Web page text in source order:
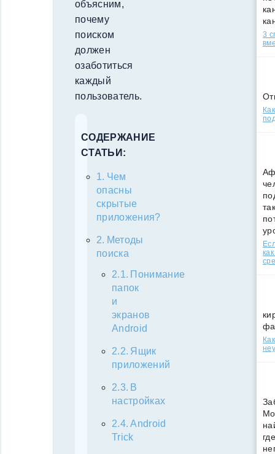
объясним,
почему
поиском
должен
озаботиться
каждый
пользователь.
СОДЕРЖАНИЕ
СТАТЬИ:
Чем
опасны
скрытые
приложения?
Методы
поиска
Понимание
папок
и
экранов
Android
Ящик
приложений
В
настройках
Android
Trick
3